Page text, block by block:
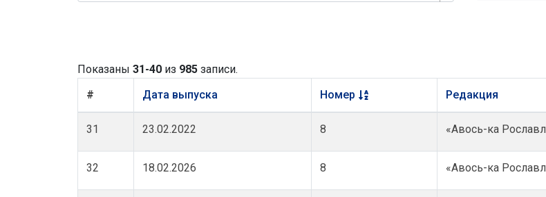
Показаны 31-40 из 985 записи.
#
Дата выпуска Номер Редакция
31 23.02.2022 8 «Авось-ка
32 18.02.2026 8 «Авось-ка